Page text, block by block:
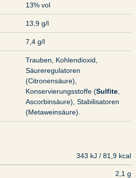
13% vol
13,9 g/l
7,4 g/l
Trauben, Kohlendioxid,
Säureregulatoren
(Citronensäure),
Konservierungsstoffe (Sulfite
Ascorbinsäure), Stabilisatoren
(Metaweinsäure).
343 kJ / 81,9 kcal
2,1 g